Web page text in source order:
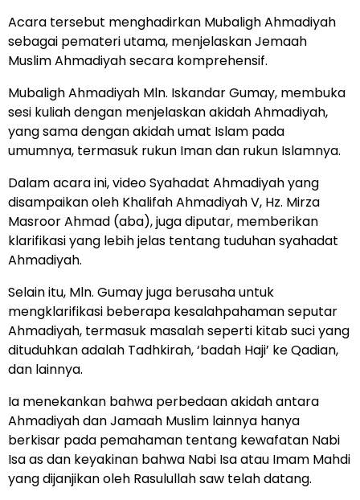
Acara tersebut menghadirkan Mubaligh Ahmadiyah
sebagai pemateri utama, menjelaskan Jemaah
Muslim Ahmadiyah secara komprehensif.
Mubaligh Ahmadiyah Mln. Iskandar Gumay, membuka
sesi kuliah dengan menjelaskan akidah Ahmadiyah,
yang sama dengan akidah umat Islam pada
umumnya, termasuk rukun Iman dan rukun Islamnya.
Dalam acara ini, video Syahadat Ahmadiyah yang
disampaikan oleh Khalifah Ahmadiyah V, Hz. Mirza
Masroor Ahmad (aba), juga diputar, memberikan
klarifikasi yang lebih jelas tentang tuduhan syahadat
Ahmadiyah.
Selain itu, Mln. Gumay juga berusaha untuk
mengklarifikasi beberapa kesalahpahaman seputar
Ahmadiyah, termasuk masalah seperti kitab suci yang
dituduhkan adalah Tadhkirah, ‘badah Haji’ ke Qadian,
dan lainnya.
Ia menekankan bahwa perbedaan akidah antara
Ahmadiyah dan Jamaah Muslim lainnya hanya
berkisar pada pemahaman tentang kewafatan Nabi
Isa as dan keyakinan bahwa Nabi Isa atau Imam Mahdi
yang dijanjikan oleh Rasulullah saw telah datang.